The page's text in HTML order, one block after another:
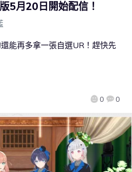
5月20日開始配信！
0 0
能再多拿一張自選UR！趕快先